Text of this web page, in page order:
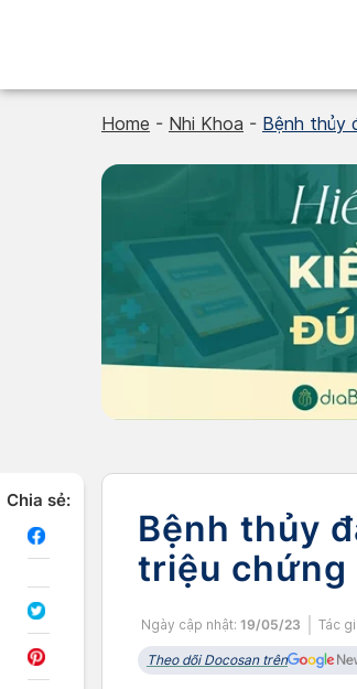
Home - Nhi Khoa - Bệnh thủy
Chia sẻ:
Bệnh thủy
triệu chứng
Ngày cập nhật: 19/05/23 Tác
Theo dõi Docosan trên